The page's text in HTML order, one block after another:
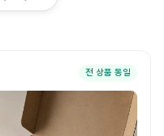
전 상품 동일